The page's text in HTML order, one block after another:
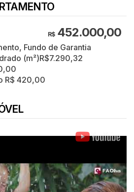
R$452.000,00
Fundo de Garantia
(m²)R$7.290,32
R$ 420,00